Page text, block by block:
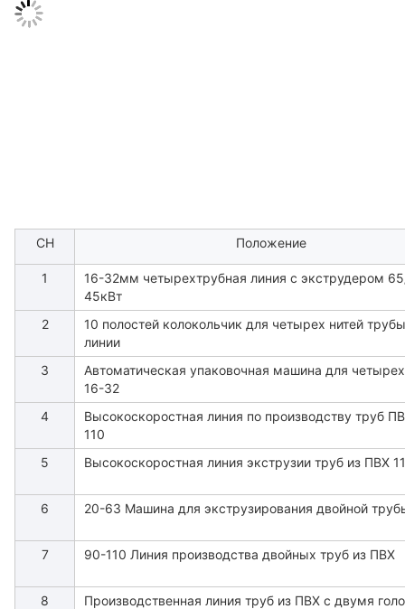
СН Положение
1
16-32мм четырехтрубная линия с экструдером
45кВт
2
10 полостей колокольчик для четырех нитей
линии
3
Автоматическая упаковочная машина для
16-32
4
Высокоскоростная линия по производству труб
110
5
Высокоскоростная линия экструзии труб из ПВХ
6 20-63 Машина для экструзирования двойной
7 90-110 Линия производства двойных труб из ПВХ
8
Производственная линия труб из ПВХ с двумя